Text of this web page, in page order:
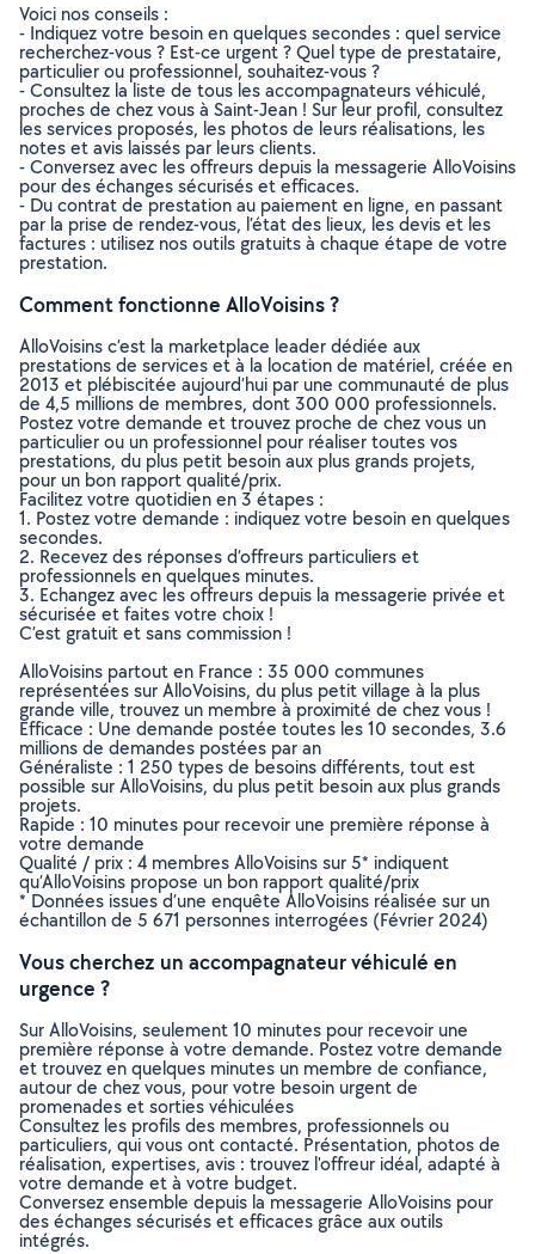
Voici nos conseils :
- Indiquez votre besoin en quelques secondes : quel service
recherchez-vous ? Est-ce urgent ? Quel type de prestataire,
particulier ou professionnel, souhaitez-vous ?
- Consultez la liste de tous les accompagnateurs véhiculé,
proches de chez vous à Saint-Jean ! Sur leur profil, consultez
les services proposés, les photos de leurs réalisations, les
notes et avis laissés par leurs clients.
- Conversez avec les offreurs depuis la messagerie AlloVoisins
pour des échanges sécurisés et efficaces.
- Du contrat de prestation au paiement en ligne, en passant
par la prise de rendez-vous, l’état des lieux, les devis et les
factures : utilisez nos outils gratuits à chaque étape de votre
prestation.
Comment fonctionne AlloVoisins ?
AlloVoisins c’est la marketplace leader dédiée aux
prestations de services et à la location de matériel, créée en
2013 et plébiscitée aujourd’hui par une communauté de plus
de 4,5 millions de membres, dont 300 000 professionnels.
Postez votre demande et trouvez proche de chez vous un
particulier ou un professionnel pour réaliser toutes vos
prestations, du plus petit besoin aux plus grands projets,
pour un bon rapport qualité/prix.
Facilitez votre quotidien en 3 étapes :
1. Postez votre demande : indiquez votre besoin en quelques
secondes.
2. Recevez des réponses d’offreurs particuliers et
professionnels en quelques minutes.
3. Echangez avec les offreurs depuis la messagerie privée et
sécurisée et faites votre choix !
C’est gratuit et sans commission !
AlloVoisins partout en France : 35 000 communes
représentées sur AlloVoisins, du plus petit village à la plus
grande ville, trouvez un membre à proximité de chez vous !
Efficace : Une demande postée toutes les 10 secondes, 3.6
millions de demandes postées par an
Généraliste : 1 250 types de besoins différents, tout est
possible sur AlloVoisins, du plus petit besoin aux plus grands
projets.
Rapide : 10 minutes pour recevoir une première réponse à
votre demande
Qualité / prix : 4 membres AlloVoisins sur 5* indiquent
qu’AlloVoisins propose un bon rapport qualité/prix
* Données issues d’une enquête AlloVoisins réalisée sur un
échantillon de 5 671 personnes interrogées (Février 2024)
Vous cherchez un accompagnateur véhiculé en
urgence ?
Sur AlloVoisins, seulement 10 minutes pour recevoir une
première réponse à votre demande. Postez votre demande
et trouvez en quelques minutes un membre de confiance,
autour de chez vous, pour votre besoin urgent de
promenades et sorties véhiculées
Consultez les profils des membres, professionnels ou
particuliers, qui vous ont contacté. Présentation, photos de
réalisation, expertises, avis : trouvez l'offreur idéal, adapté à
votre demande et à votre budget.
Conversez ensemble depuis la messagerie AlloVoisins pour
des échanges sécurisés et efficaces grâce aux outils
intégrés.